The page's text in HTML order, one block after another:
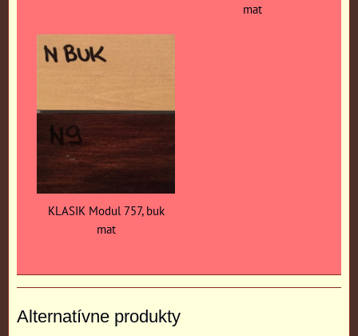
mat
KLASIK Modul 757, buk
mat
Alternatívne produkty